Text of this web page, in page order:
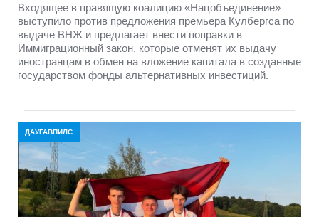
Входящее в правящую коалицию «Нацобъединение»
выступило против предложения премьера Кулбергса по
выдаче ВНЖ и предлагает внести поправки в
Иммиграционный закон, которые отменят их выдачу
иностранцам в обмен на вложение капитала в созданные
государством фонды альтернативных инвестиций.
ДАУГАВПИЛС